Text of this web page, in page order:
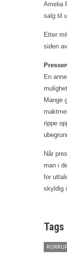
Amelia
salg til
Etter
siden
En
Mange
rippe
Når
man i
for
skyldig
Tags